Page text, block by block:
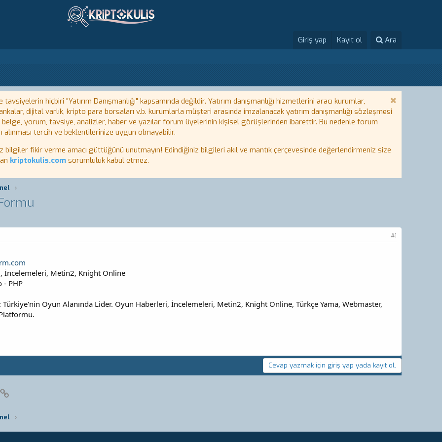
Giriş yap Kayıt ol Ara
hiçbiri "Yatırım Danışmanlığı" kapsamında değildir. Yatırım danışmanlığı hizmetlerini aracı kurumlar,
dijital varlık, kripto para borsaları v.b. kurumlarla müşteri arasında imzalanacak yatırım danışmanlığı sözleşmesi
yorum, tavsiye, analizler, haber ve yazılar forum üyelerinin kişisel görüşlerinden ibarettir. Bu nedenle forum
tercih ve beklentilerinize uygun olmayabilir.
fikir verme amacı güttüğünü unutmayın! Edindiğiniz bilgileri akıl ve mantık çerçevesinde değerlendirmeniz size
kriptokulis.com sorumluluk kabul etmez.
#1
İncelemeleri, Metin2, Knight Online
- PHP
Türkiye'nin Oyun Alanında Lider. Oyun Haberleri, İncelemeleri, Metin2, Knight Online, Türkçe Yama, Webmaster,
Cevap yazmak için giriş yap yada kayıt ol.